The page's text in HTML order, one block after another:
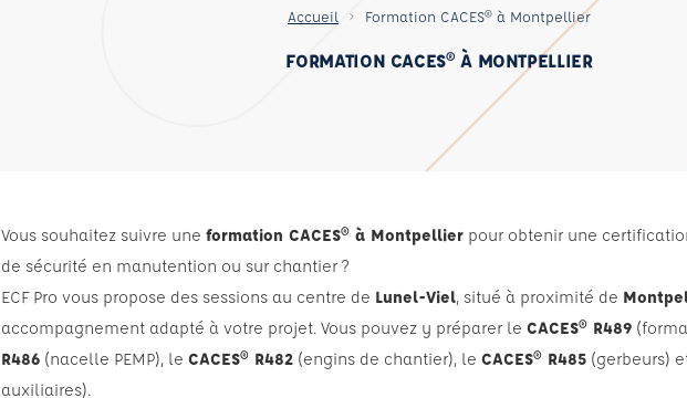
Accueil Formation CACES® à Montpellier
FORMATION CACES® À MONTPELLIER
Vous souhaitez suivre une formation CACES® à Montpellier pour obtenir une
de sécurité en manutention ou sur chantier ?
ECF Pro vous propose des sessions au centre de Lunel-Viel, situé à proximité de
accompagnement adapté à votre projet. Vous pouvez y préparer le CACES® R489
R486 (nacelle PEMP), le CACES® R482 (engins de chantier), le CACES® R485 (gerbeurs)
auxiliaires).